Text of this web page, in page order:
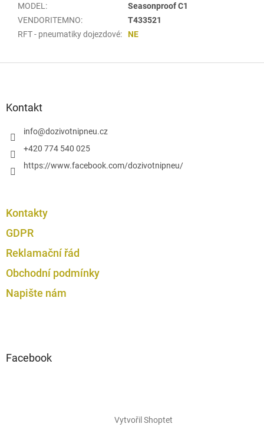
MODEL :
Seasonproof C1
VENDORITEMNO:
T433521
RFT - pneumatiky dojezdové: NE
Kontakt
info@dozivotnipneu.cz
+420 774 540 025
https://www.facebook.com/dozivotnipneu/
Kontakty
GDPR
Reklamační řád
Obchodní podmínky
Napište nám
Facebook
Vytvořil Shoptet